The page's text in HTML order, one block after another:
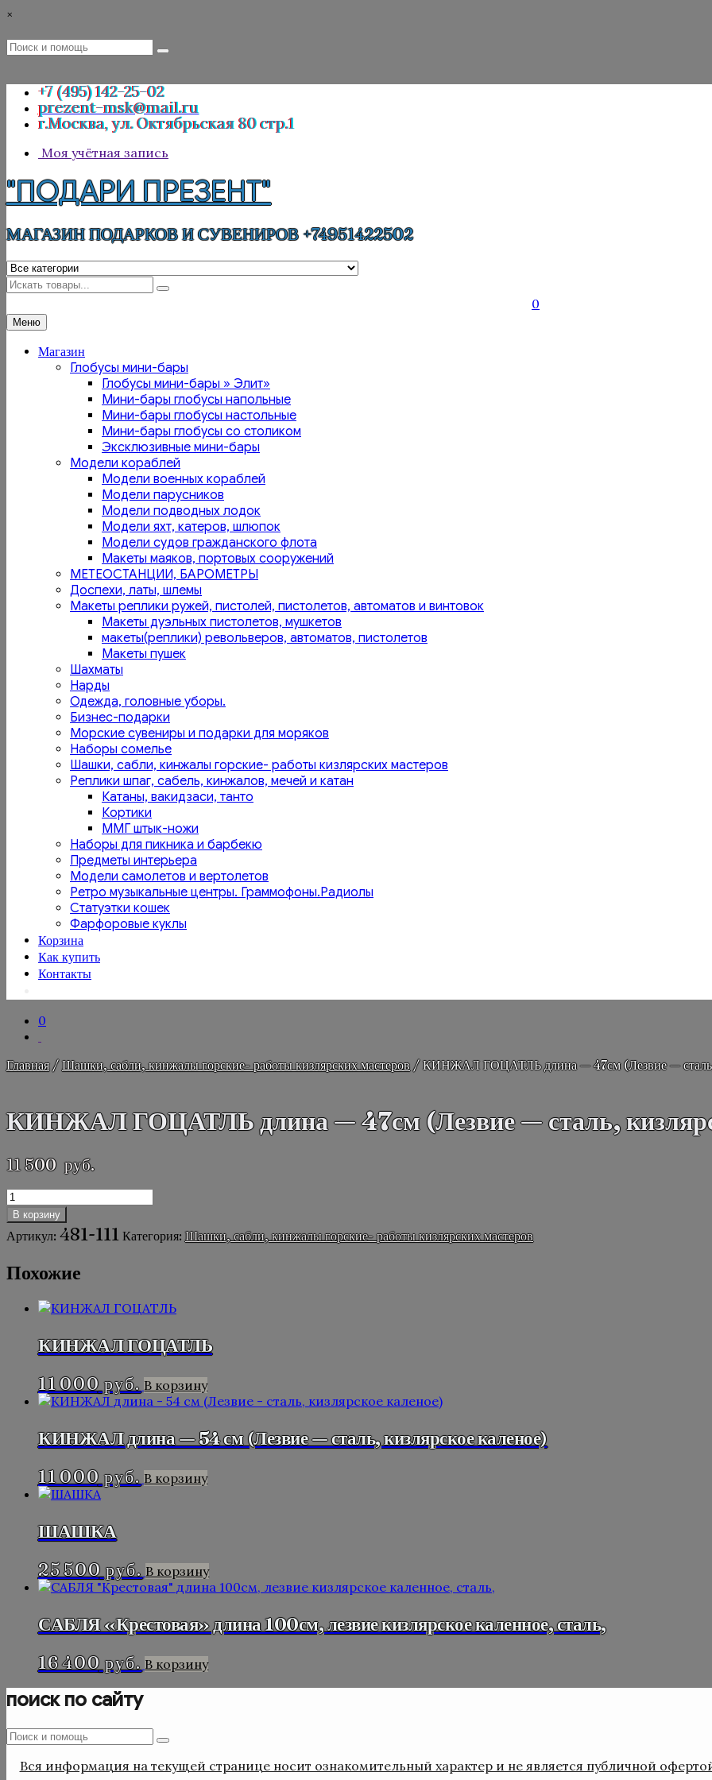
Перейти
содержимому
×
Поиск
Поиск
+7 (495) 142-25-02
prezent-msk@mail.ru
г.Москва, ул. Октябрьская 80 стр.1
Моя учётная запись
"ПОДАРИ ПРЕЗЕНТ"
МАГАЗИН ПОДАРКОВ И СУВЕНИРОВ +74951422502
Искать
0
Меню
Магазин
Глобусы мини-бары
Глобусы мини-бары » Элит»
Мини-бары глобусы напольные
Мини-бары глобусы настольные
Мини-бары глобусы со столиком
Эксклюзивные мини-бары
Модели кораблей
Модели военных кораблей
Модели парусников
Модели подводных лодок
Модели яхт, катеров, шлюпок
Модели судов гражданского флота
Макеты маяков, портовых сооружений
МЕТЕОСТАНЦИИ, БАРОМЕТРЫ
Доспехи, латы, шлемы
Макеты реплики ружей, пистолей, пистолетов, автоматов и винтовок
Макеты дуэльных пистолетов, мушкетов
макеты(реплики) револьверов, автоматов, пистолетов
Макеты пушек
Шахматы
Нарды
Одежда, головные уборы.
Бизнес-подарки
Морские сувениры и подарки для моряков
Наборы сомелье
Шашки, сабли, кинжалы горские- работы кизлярских мастеров
Реплики шпаг, сабель, кинжалов, мечей и катан
Катаны, вакидзаси, танто
Кортики
ММГ штык-ножи
Наборы для пикника и барбекю
Предметы интерьера
Модели самолетов и вертолетов
Ретро музыкальные центры. Граммофоны.Радиолы
Статуэтки кошек
Фарфоровые куклы
Корзина
Как купить
Контакты
0
Главная/Шашки, сабли, кинжалы горские- работы кизлярских мастеров / КИНЖАЛ ГОЦАТЛЬ длина — 47см (Лезвие — сталь,
КИНЖАЛ ГОЦАТЛЬ длина — 47см (Лезвие — сталь,
11 500 руб.
Количество
товара
КИНЖАЛ
ГОЦАТЛЬ
(Лезвие
сталь,
кизлярское
В корзину
Артикул: 481-111 Категория:Шашки, сабли, кинжалы горские- работы кизлярских мастеров
Похожие
КИНЖАЛ ГОЦАТЛЬ
11 000руб. В корзину
КИНЖАЛ длина — 54 см (Лезвие — сталь, кизлярское каленое)
11 000руб. В корзину
ШАШКА
25 500руб. В корзину
САБЛЯ «Крестовая» длина 100см, лезвие кизлярское каленное, сталь,
16 400руб. В корзину
поиск по сайту
Поиск
Поиск
Вся информация на текущей странице носит ознакомительный характер и не является публичной